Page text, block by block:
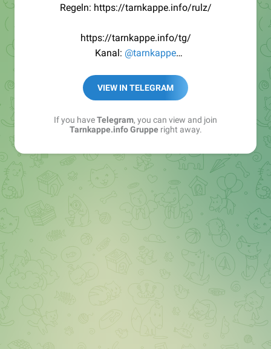
Regeln: https://tarnkappe.info/rulz/
https://tarnkappe.info/tg/
Kanal: @tarnkappe
Best of:@bestoftarnkappe
Kochen: https://t.me/+WSW5F1VcmhliMjk6
VIEW IN TELEGRAM
If you haveTelegram, you can view and join
Tarnkappe.info Grupperight away.